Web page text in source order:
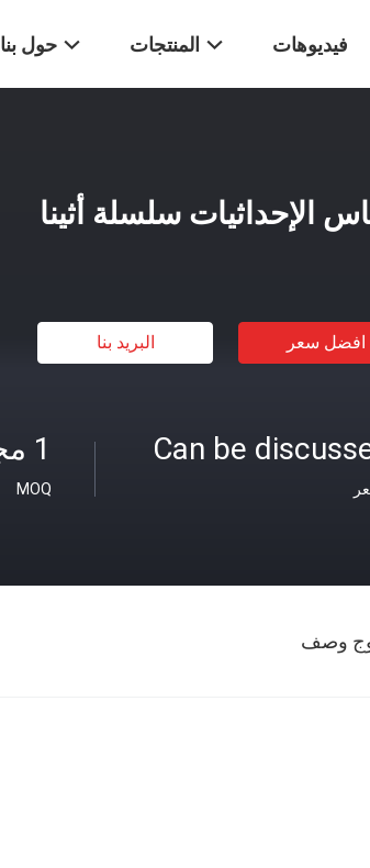
حول بنا المنتجات فيديوهات
الإحداثيات سلسلة أثينا
افضل سعر البريد بنا
1 مجموعات
MOQ
Can be
وصف